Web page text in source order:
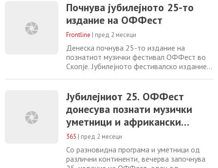
најави разновидна програма што вклучува
учесници од 12 различни земји, со посебен
фокус на континентот Африка. Директорот
Оливер Белопета изрази уверување на
прес-конференцијата пред
Почнува јубилејното 25-то
издание на ОФФест
Frontline | пред 2 месеци
Денеска почнува 25-то издание на
познатиот музички фестивал ОФФест во
Скопје. Јубилејното фестивалско издание
почеток во 20:00 часот. Првата
фестивалска вечер носи исклучително
атрактивна и ритмична програма од
африканскиот континент. Пред скопската
Јубилејниот 25. ОФФест
донесува познати музички
уметници и африкански
ритми во Скопје.
365 | пред 2 месеци
Со разновидна програма и уметници од
различни континенти, вечерва започнува